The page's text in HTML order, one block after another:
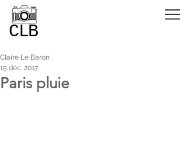
CLB
Paris pluie
Claire Le Baron
15 déc. 2017